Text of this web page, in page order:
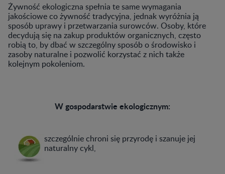
Żywność ekologiczna spełnia te same wymagania
jakościowe co żywność tradycyjna, jednak wyróżnia ją
sposób uprawy i przetwarzania surowców. Osoby, które
decydują się na zakup produktów organicznych, często
robią to, by dbać w szczególny sposób o środowisko i
zasoby naturalne i pozwolić korzystać z nich także
kolejnym pokoleniom.
W gospodarstwie ekologicznym:
szczególnie chroni się przyrodę i szanuje jej
naturalny cykl,